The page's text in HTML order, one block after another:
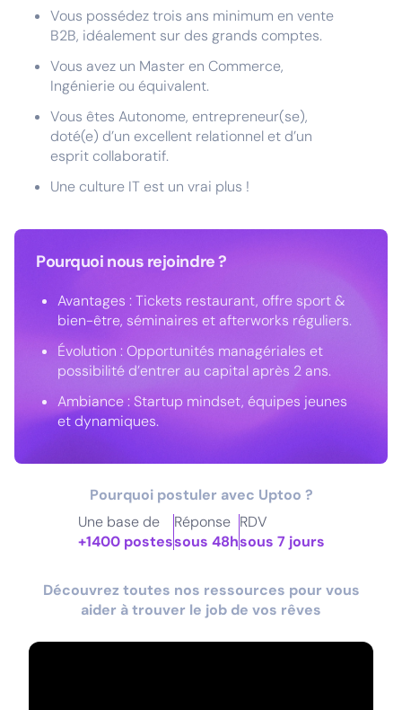
Vous possédez trois ans minimum en vente
B2B, idéalement sur des grands comptes.
Vous avez un Master en Commerce,
Ingénierie ou équivalent.
Vous êtes Autonome, entrepreneur(se),
doté(e) d’un excellent relationnel et d’un
esprit collaboratif.
Une culture IT est un vrai plus !
Pourquoi nous rejoindre ?
Avantages : Tickets restaurant, offre sport &
bien-être, séminaires et afterworks réguliers.
Évolution : Opportunités managériales et
possibilité d’entrer au capital après 2 ans.
Ambiance : Startup mindset, équipes jeunes
et dynamiques.
Pourquoi postuler avec Uptoo ?
Une base de
+1400 postes
Réponse
sous 48h
RDV
sous 7 jours
Découvrez toutes nos ressources pour vous
aider à trouver le job de vos rêves